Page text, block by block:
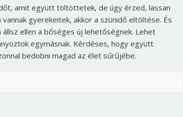
amit együtt töltöttetek, de úgy érzed, lassan
gyerekeitek, akkor a szünidő eltöltése. És
ellen a bőséges új lehetőségnek. Lehet
egymásnak. Kérdéses, hogy együtt
bedobni magad az élet sűrűjébe.